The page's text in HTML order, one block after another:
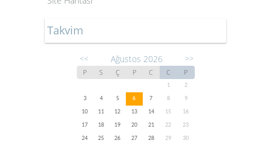
Takvim
<< Ağustos 2026 >>
P S Ç P C C P
1
2
3
4 5 6 7 8
9
10
11 12 13 14 15
16
17
18 19 20 21 22
23
24
25 26 27 28 29
30